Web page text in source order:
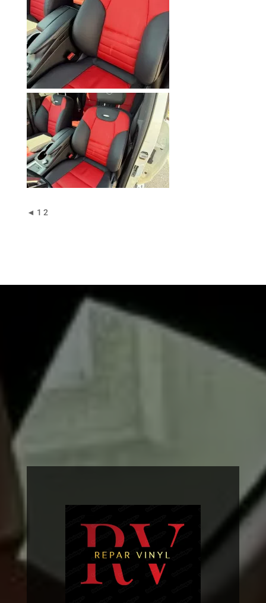
◄ 1 2
Pour tout renseignement ou
demande de devis, n’hésitez
pas à nous contacter !
CONTACTER